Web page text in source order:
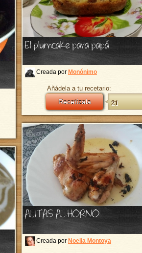
El plumcake para papá
Creada por Monónimo
Añádela a tu recetario:
Recetízala 21
ALITAS AL HORNO
Creada por Noelia Montoya